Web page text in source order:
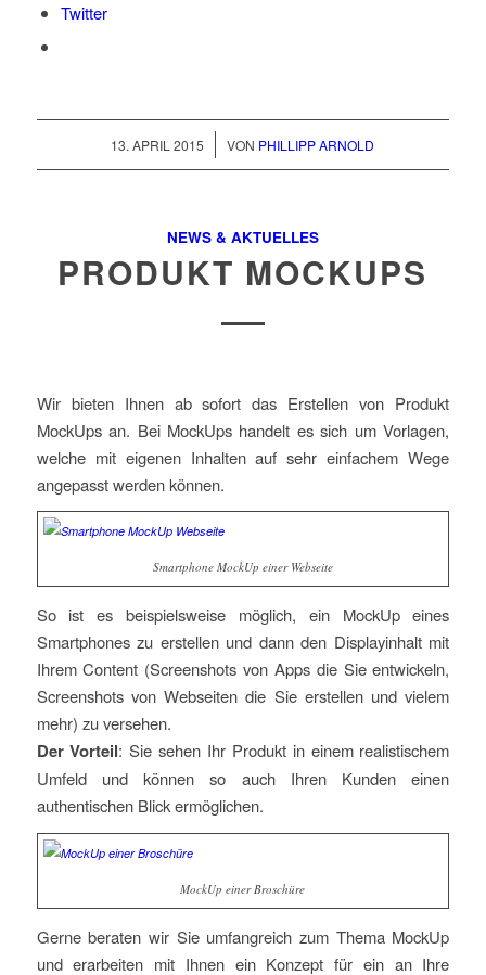
Twitter
13. APRIL 2015
/ VON PHILLIPP ARNOLD
NEWS & AKTUELLES
PRODUKT MOCKUPS
Wir bieten Ihnen ab sofort das Erstellen von Produkt
MockUps an. Bei MockUps handelt es sich um Vorlagen,
welche mit eigenen Inhalten auf sehr einfachem Wege
angepasst werden können.
Smartphone MockUp einer Webseite
So ist es beispielsweise möglich, ein MockUp eines
Smartphones zu erstellen und dann den Displayinhalt mit
Ihrem Content (Screenshots von Apps die Sie entwickeln,
Screenshots von Webseiten die Sie erstellen und vielem
mehr) zu versehen.
Der Vorteil: Sie sehen Ihr Produkt in einem realistischem
Umfeld und können so auch Ihren Kunden einen
authentischen Blick ermöglichen.
MockUp einer Broschüre
Gerne beraten wir Sie umfangreich zum Thema MockUp
und erarbeiten mit Ihnen ein Konzept für ein an Ihre